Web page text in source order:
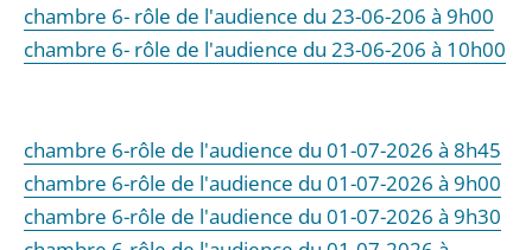
chambre 6- rôle de l'audience du 23-06-206 à 9h00
chambre 6- rôle de l'audience du 23-06-206 à 10h00
chambre 6-rôle de l'audience du 01-07-2026 à 8h45
chambre 6-rôle de l'audience du 01-07-2026 à 9h00
chambre 6-rôle de l'audience du 01-07-2026 à 9h30